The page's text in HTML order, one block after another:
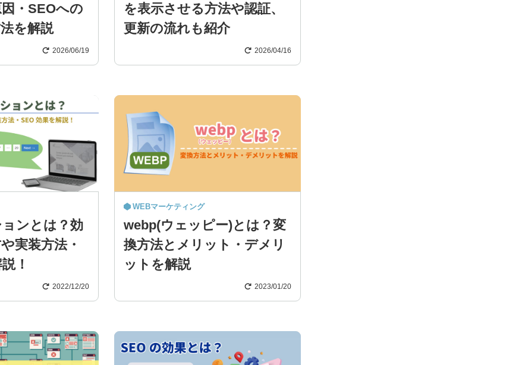
・SEOへの
を解説
2026/06/19
を表示させる方法や認証、
更新の流れも紹介
2026/04/16
ンとは？効
実装方法・
！
2022/12/20
WEBマーケティング
webp(ウェッピー)とは？変
換方法とメリット・デメリ
ットを解説
2023/01/20